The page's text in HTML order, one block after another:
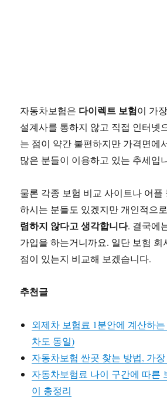
자동차보험은 다이렉트 보험이 가
설계사를 통하지 않고 직접 인터넷
는 점이 약간 불편하지만 가격면에
많은 분들이 이용하고 있는 추세입
물론 각종 보험 비교 사이트나 어플
하시는 분들도 있겠지만 개인적으로
렴하지 않다고 생각합니다. 결국에
가입을 하는거니까요. 일단 보험 회
점이 있는지 비교해 보겠습니다.
추천글
외제차 보험료 1분안에 계산하
차도 동일)
자동차보험 싼곳 찾는 방법, 가
자동차보험료 나이 구간에 따른
이 총정리